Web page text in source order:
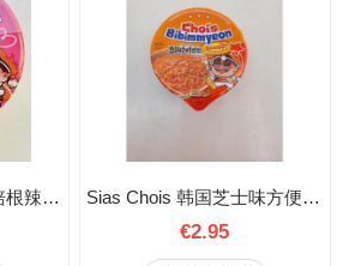
Sias Chois 韩国奶油培根辣味方便面 127克 Sias Chois 韩国芝士味方便面 107克
€2.95